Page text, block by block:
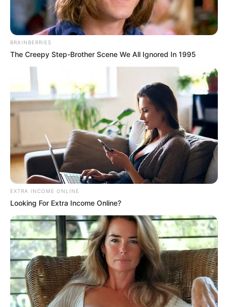
BRAINBERRIES
The Creepy Step-Brother Scene We All Ignored In 1995
EXTRA INCOME ONLINE
Looking For Extra Income Online?